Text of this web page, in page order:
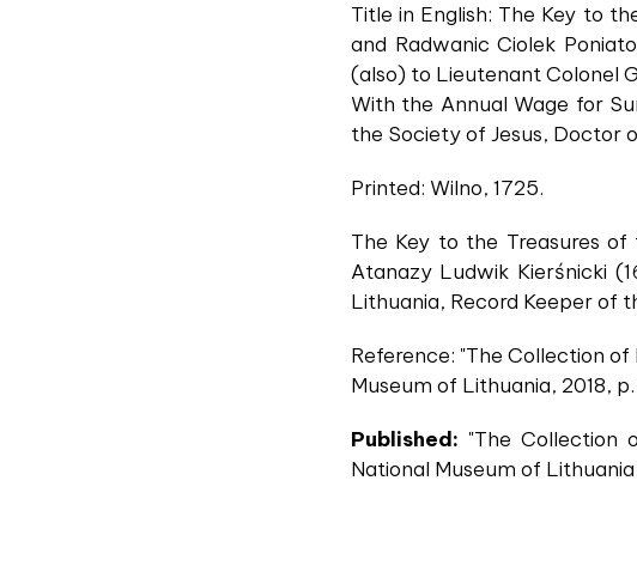
Title in English: The Key to
and Radwanic Ciolek
(also) to Lieutenant Colonel
With the Annual Wage for
the Society of Jesus, Doctor
Printed: Wilno, 1725.
The Key to the Treasures
Atanazy Ludwik Kierśnicki
Lithuania, Record Keeper of
Reference: "The Collection
Museum of Lithuania, 2018, p.
Published: "The Collection
National Museum of